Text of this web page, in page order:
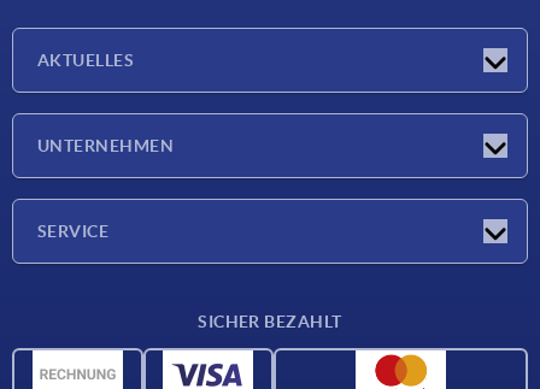
AKTUELLES
UNTERNEHMEN
SERVICE
CAD-Daten
SICHER BEZAHLT